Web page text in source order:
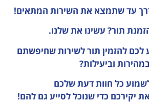
עד שתמצא את השירות המתאים!
תור? עשינו את שלנו.
לכם להזמין תור לשירות שחיפשתם
וביעילות?
כל חוות דעתשלכם
יקירכם כדי שנוכל לסייע גם להם!